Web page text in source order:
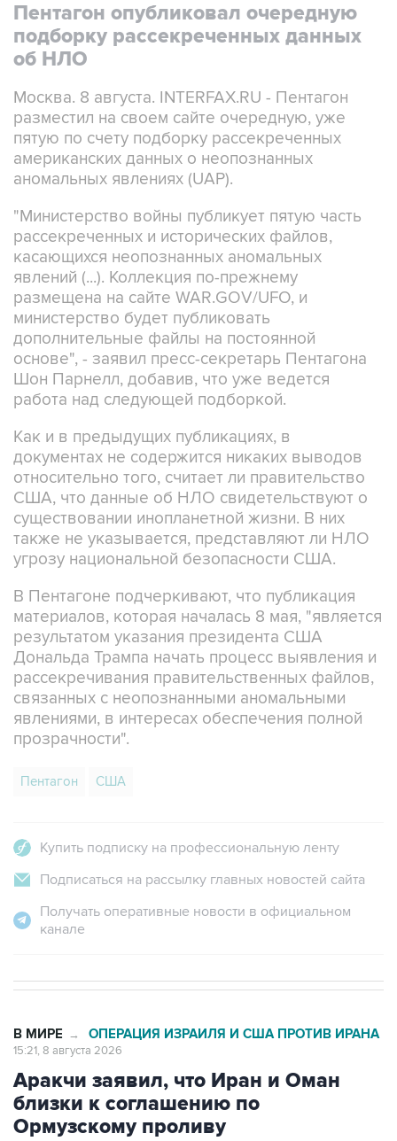
Пентагон опубликовал очередную
подборку рассекреченных данных
об НЛО
Москва. 8 августа. INTERFAX.RU - Пентагон
разместил на своем сайте очередную, уже
пятую по счету подборку рассекреченных
американских данных о неопознанных
аномальных явлениях (UAP).
"Министерство войны публикует пятую часть
рассекреченных и исторических файлов,
касающихся неопознанных аномальных
явлений (...). Коллекция по-прежнему
размещена на сайте WAR.GOV/UFO, и
министерство будет публиковать
дополнительные файлы на постоянной
основе", - заявил пресс-секретарь Пентагона
Шон Парнелл, добавив, что уже ведется
работа над следующей подборкой.
Как и в предыдущих публикациях, в
документах не содержится никаких выводов
относительно того, считает ли правительство
США, что данные об НЛО свидетельствуют о
существовании инопланетной жизни. В них
также не указывается, представляют ли НЛО
угрозу национальной безопасности США.
В Пентагоне подчеркивают, что публикация
материалов, которая началась 8 мая, "является
результатом указания президента США
Дональда Трампа начать процесс выявления и
рассекречивания правительственных файлов,
связанных с неопознанными аномальными
явлениями, в интересах обеспечения полной
прозрачности".
Пентагон США
Купить подписку на профессиональную ленту
Подписаться на рассылку главных новостей сайта
Получать оперативные новости в официальном
канале
В МИРЕ → ОПЕРАЦИЯ ИЗРАИЛЯ И США ПРОТИВ ИРАНА
15:21, 8 августа 2026
Аракчи заявил, что Иран и Оман
близки к соглашению по
Ормузскому проливу